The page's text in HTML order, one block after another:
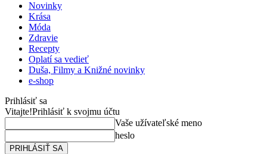
Novinky
Krása
Móda
Zdravie
Recepty
Oplatí sa vedieť
Duša, Filmy a Knižné novinky
e-shop
Prihlásiť sa
Vitajte!Prihlásiť k svojmu účtu
Vaše užívateľské meno
heslo